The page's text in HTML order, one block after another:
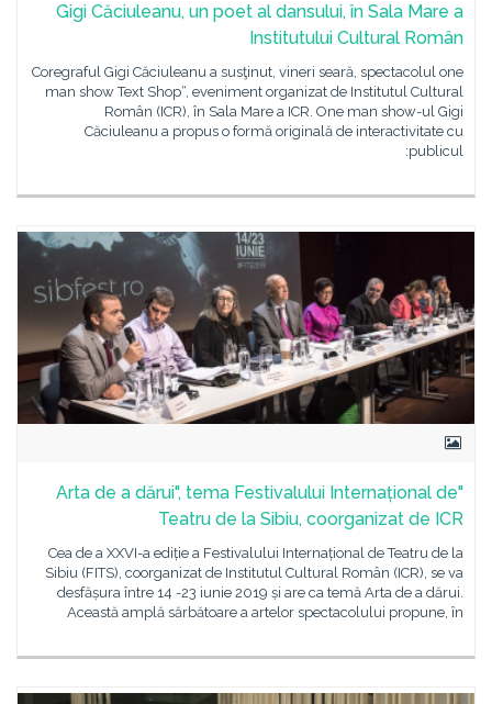
Gigi Căciuleanu, un poet al dansului, în Sala Mare a
Institutului Cultural Român
Coregraful Gigi Căciuleanu a susţinut, vineri seară, spectacolul one
man show Text Shop“, eveniment organizat de Institutul Cultural
Român (ICR), în Sala Mare a ICR. One man show-ul Gigi
Căciuleanu a propus o formă originală de interactivitate cu
publicul:
"Arta de a dărui", tema Festivalului Internațional de
Teatru de la Sibiu, coorganizat de ICR
Cea de a XXVI-a ediție a Festivalului Internațional de Teatru de la
Sibiu (FITS), coorganizat de Institutul Cultural Român (ICR), se va
desfășura între 14 -23 iunie 2019 și are ca temă Arta de a dărui.
Această amplă sărbătoare a artelor spectacolului propune, în